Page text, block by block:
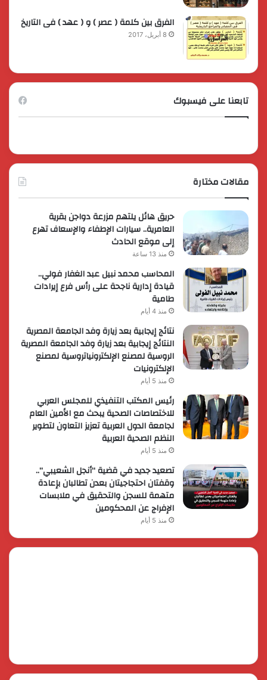
الفرق بين كلمة ( عصر ) و ( عهد ) فى التاريخ
8 أبريل، 2017
تابعنا على فيسبوك
مقالات مختارة
حريق هائل يلتهم مزرعة دواجن بقرية
العامرية.. سيارات الإطفاء والإسعاف تهرع
إلى موقع الحادث
منذ 13 ساعة
المحاسب محمد نبيل عبد الغفار فولي..
قيادة إدارية ناجحة على رأس فرع إيرادات
طامية
منذ 4 أيام
نتائج إيجابية بعد زيارة وفد الجامعة المصرية
النتائج إيجابية بعد زيارة وفد الجامعة المصرية
الروسية لمصنع الإلكترونياتروسية لمصنع
الإلكترونيات
منذ 5 أيام
رئيس المكتب التنفيذي للمجلس العربي
للاختصاصات الصحية يبحث مع الأمين العام
لجامعة الدول العربية تعزيز التعاون لتطوير
النظم الصحية العربية
منذ 5 أيام
تصعيد جديد في قضية “أنجل الشعيبي”..
وقفتان احتجاجيتان بعدن تطالبان بإعادة
متهمة للسجن والتحقيق في ملابسات
الإفراج عن المحكومين
منذ 5 أيام